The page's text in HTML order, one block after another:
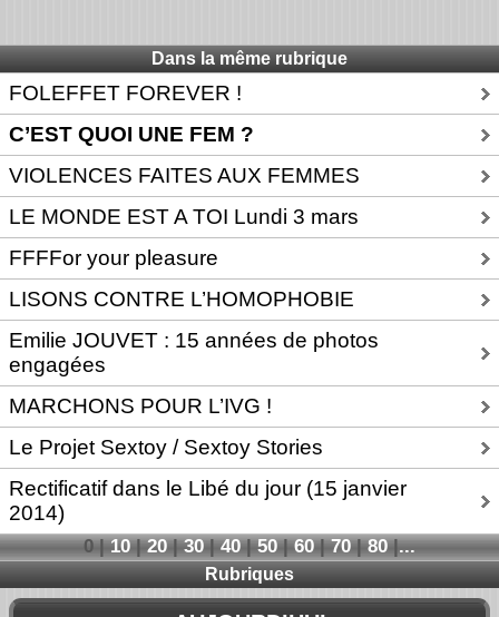
Dans la même rubrique
FOLEFFET FOREVER !
C’EST QUOI UNE FEM ?
VIOLENCES FAITES AUX FEMMES
LE MONDE EST A TOI Lundi 3 mars
FFFFor your pleasure
LISONS CONTRE L’HOMOPHOBIE
Emilie JOUVET : 15 années de photos
engagées
MARCHONS POUR L’IVG !
Le Projet Sextoy / Sextoy Stories
Rectificatif dans le Libé du jour (15 janvier
2014)
0|10|20|30|40|50|60|70|80|...
Rubriques